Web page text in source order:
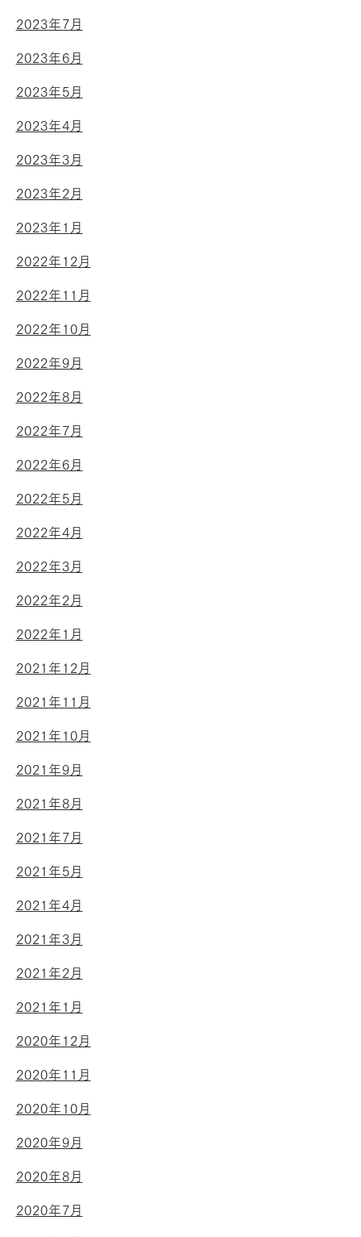
2023年7月
2023年6月
2023年5月
2023年4月
2023年3月
2023年2月
2023年1月
2022年12月
2022年11月
2022年10月
2022年9月
2022年8月
2022年7月
2022年6月
2022年5月
2022年4月
2022年3月
2022年2月
2022年1月
2021年12月
2021年11月
2021年10月
2021年9月
2021年8月
2021年7月
2021年5月
2021年4月
2021年3月
2021年2月
2021年1月
2020年12月
2020年11月
2020年10月
2020年9月
2020年8月
2020年7月